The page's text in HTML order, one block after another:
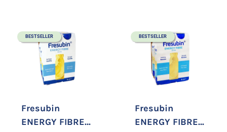
BESTSELLER
Fresubin
ENERGY FIBRE
BESTSELLER
Fresubin
ENERGY FIBRE